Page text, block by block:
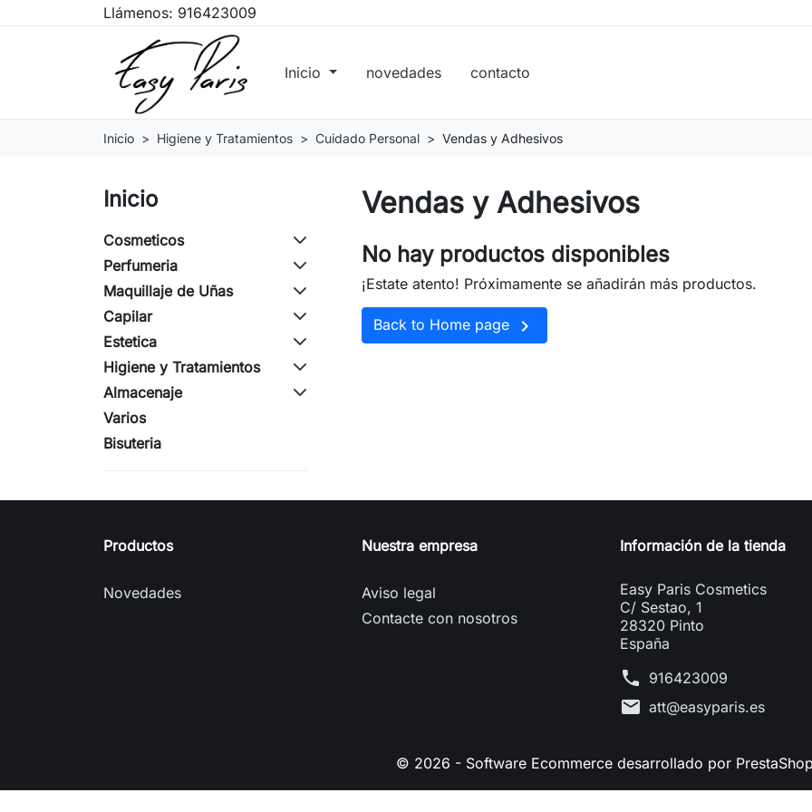
Llámenos: 916423009
Inicio novedades contacto
Inicio Higiene y Tratamientos Cuidado Personal Vendas y Adhesivos
Inicio
Cosmeticos
Perfumeria
Maquillaje de Uñas
Capilar
Estetica
Higiene y Tratamientos
Almacenaje
Varios
Bisuteria
Vendas y Adhesivos
No hay productos disponibles
¡Estate atento! Próximamente se añadirán más productos.
Back to Home page 
Productos
Novedades
Nuestra empresa
Aviso legal
Contacte con nosotros
Información de la tienda
Easy Paris Cosmetics
C/ Sestao, 1
28320 Pinto
España
phone 916423009
mail att@easyparis.es
© 2026 - Software Ecommerce desarrollado por